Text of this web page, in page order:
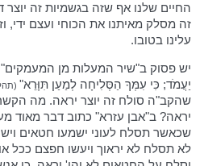
החיים שלנו אף שזה בגשמיות זה יוצר
זה מסלק מאיתנו את הכוחי ועצם
עלינו בטובו.
יש פסוק ב"שיר המעלות מן
יַעֲמֹד; כִּי עִמְּךָ הַסְּלִיחָה לְמַעַן תִּוָּרֵא"
שהקב"ה סולח זה יוצר יראה. מה
יראה? ב"אבן עזרא" כתוב דבר מאוד
שכאשר תסלח לעוני ישמעו חטאים
לא תסלח לא יראוך ויעשו חפצם ככל